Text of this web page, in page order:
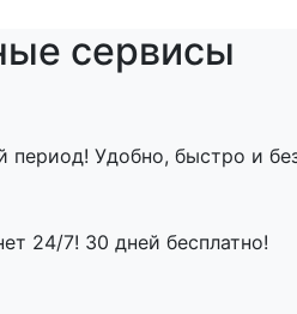
сервисы
период! Удобно, быстро и
24/7! 30 дней бесплатно!